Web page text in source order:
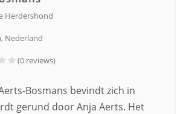
Herdershond
Nederland
(0 reviews)
Bosmans bevindt zich in
gerund door Anja Aerts. Het